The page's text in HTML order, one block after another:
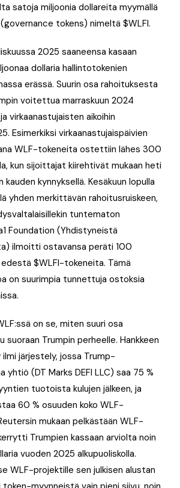
satoja miljoonia dollareita myymällä
tokens) nimeltä $WLFI.
2025 saaneensa kasaan
dollaria hallintotokenien
erässä. Suurin osa rahoituksesta
voitettua marraskuun 2024
virkaanastujaisten aikoihin
Esimerkiksi virkaanastujaispäivien
WLF-tokeneita ostettiin lähes 300
kun sijoittajat kiirehtivät mukaan heti
kynnyksellä. Kesäkuun lopulla
yhden merkittävän rahoitusruiskeen,
tuntematon
Foundation (Yhdistyneistä
ilmoitti ostavansa peräti 100
$WLFI-tokeneita. Tämä
on suurimpia tunnettuja ostoksia
on se, miten suuri osa
Trumpin perheelle. Hankkeen
järjestely, jossa Trump-
yhtiö (DT Marks DEFI LLC) saa 75 %
tuotoista kulujen jälkeen, ja
60 % osuuden koko WLF-
mukaan pelkästään WLF-
Trumpien kassaan arviolta noin
vuoden 2025 alkupuoliskolla.
WLF-projektille sen julkisen alustan